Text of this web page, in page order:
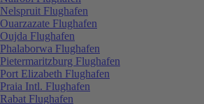
Nelspruit Flughafen
Ouarzazate Flughafen
Oujda Flughafen
Phalaborwa Flughafen
Pietermaritzburg Flughafen
Port Elizabeth Flughafen
Praia Intl. Flughafen
Rabat Flughafen